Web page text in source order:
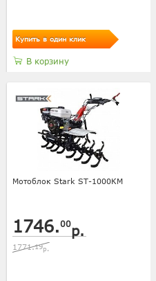
Купить в один клик
В корзину
Мотоблок Stark ST-1000КМ
1746.00р.
1771.19р.